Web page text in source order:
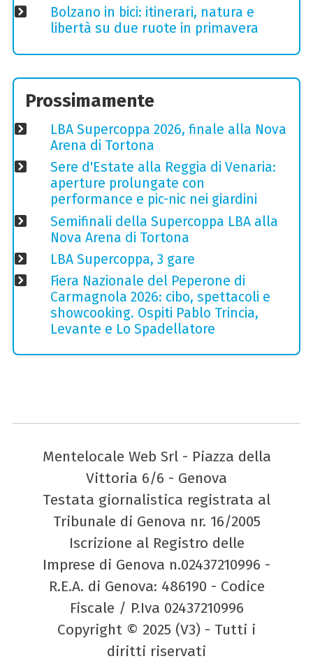
Bolzano in bici: itinerari, natura e
libertà su due ruote in primavera
Prossimamente
LBA Supercoppa 2026, finale alla Nova
Arena di Tortona
Sere d'Estate alla Reggia di Venaria:
aperture prolungate con
performance e pic-nic nei giardini
Semifinali della Supercoppa LBA alla
Nova Arena di Tortona
LBA Supercoppa, 3 gare
Fiera Nazionale del Peperone di
Carmagnola 2026: cibo, spettacoli e
showcooking. Ospiti Pablo Trincia,
Levante e Lo Spadellatore
Mentelocale Web Srl - Piazza della
Vittoria 6/6 - Genova
Testata giornalistica registrata al
Tribunale di Genova nr. 16/2005
Iscrizione al Registro delle
Imprese di Genova n.02437210996 -
R.E.A. di Genova: 486190 - Codice
Fiscale / P.Iva 02437210996
Copyright © 2025 (V3) - Tutti i
diritti riservati